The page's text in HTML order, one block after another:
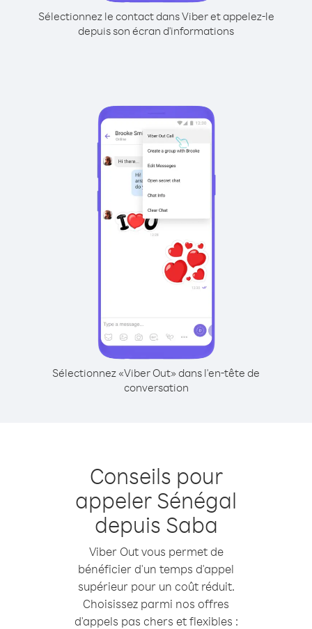
Sélectionnez le contact dans Viber et appelez-le
depuis son écran d'informations
Sélectionnez «Viber Out» dans l'en-tête de
conversation
Conseils pour
appeler Sénégal
depuis Saba
Viber Out vous permet de
bénéficier d'un temps d'appel
supérieur pour un coût réduit.
Choisissez parmi nos offres
d'appels pas chers et flexibles :